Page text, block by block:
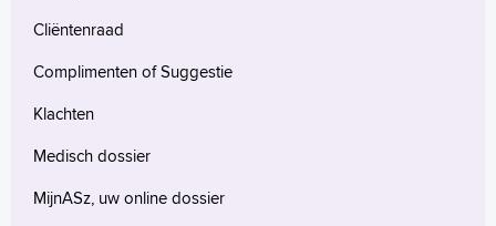
Cliëntenraad
Complimenten of Suggestie
Klachten
Medisch dossier
MijnASz, uw online dossier